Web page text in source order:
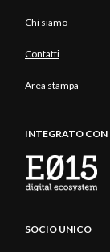
Chi siamo
Contatti
Area stampa
INTEGRATO CON
SOCIO UNICO